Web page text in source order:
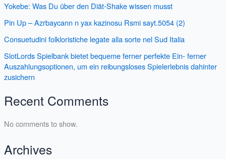
Yokebe: Was Du über den Diät-Shake wissen musst
Pin Up – Azrbaycann n yax kazinosu Rsmi sayt.5054 (2)
Consuetudini folkloristiche legate alla sorte nel Sud Italia
SlotLords Spielbank bietet bequeme ferner perfekte Ein- ferner
Auszahlungsoptionen, um ein reibungsloses Spielerlebnis dahinter
zusichern
Recent Comments
No comments to show.
Archives